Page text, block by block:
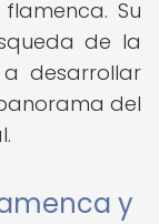
Su
de la
desarrollar
del
y